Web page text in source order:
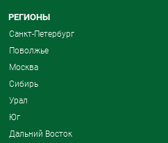
РЕГИОНЫ
Санкт-Петербург
Поволжье
Москва
Сибирь
Урал
Юг
Дальний Восток